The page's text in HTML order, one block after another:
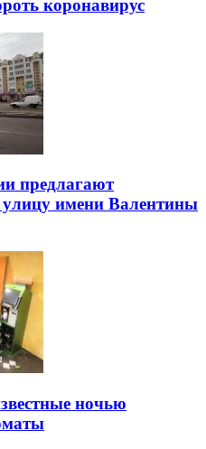
коронавирус
предлагают
улицу имени Валентины
ночью